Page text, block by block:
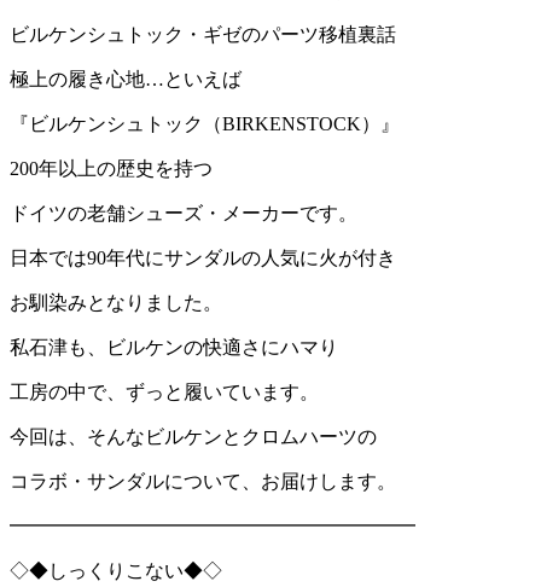
ビルケンシュトック・ギゼのパーツ移植裏話
極上の履き心地…といえば
『ビルケンシュトック（BIRKENSTOCK）』
200年以上の歴史を持つ
ドイツの老舗シューズ・メーカーです。
日本では90年代にサンダルの人気に火が付き
お馴染みとなりました。
私石津も、ビルケンの快適さにハマり
工房の中で、ずっと履いています。
今回は、そんなビルケンとクロムハーツの
コラボ・サンダルについて、お届けします。
━━━━━━━━━━━━━━━━━━━━━
◇◆しっくりこない◆◇